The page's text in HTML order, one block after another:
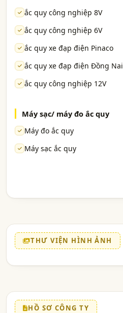
ắc quy công nghiệp 8V
ắc quy công nghiệp 6V
ắc quy xe đạp điện Pinaco
ắc quy xe đạp điện Đồng Nai
ắc quy công nghiệp 12V
Máy sạc/ máy đo ắc quy
Máy đo ắc quy
Máy sạc ắc quy
THƯ VIỆN HÌNH ẢNH
HỒ SƠ CÔNG TY